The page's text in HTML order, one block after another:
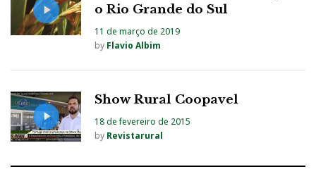
o Rio Grande do Sul
11 de março de 2019
by Flavio Albim
Show Rural Coopavel
18 de fevereiro de 2015
by Revistarural